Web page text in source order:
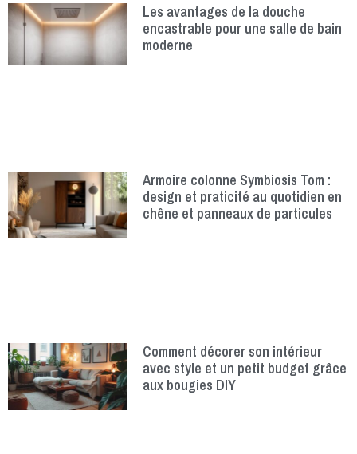
Les avantages de la douche
encastrable pour une salle de bain
moderne
Armoire colonne Symbiosis Tom :
design et praticité au quotidien en
chêne et panneaux de particules
Comment décorer son intérieur
avec style et un petit budget grâce
aux bougies DIY